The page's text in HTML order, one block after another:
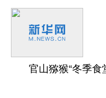
官山猕猴“冬季食